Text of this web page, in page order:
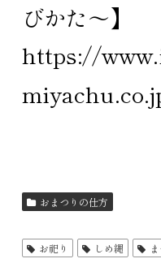
びかた～】
https://
おまつりの仕方
お祀り しめ縄